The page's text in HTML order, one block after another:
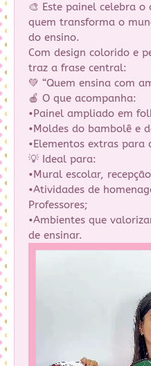
🎨 Este painel celebra
quem transforma o
do ensino.
Com design colorido e
traz a frase central:
💚 “Quem ensina com
🍎 O que acompanha:
•Painel ampliado em
•Moldes do bambolê e
•Elementos extras para
💡 Ideal para:
•Mural escolar,
•Atividades de
Professores;
•Ambientes que
de ensinar.
Tocador